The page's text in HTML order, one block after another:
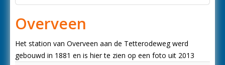
Overveen
Het station van Overveen aan de Tetterodeweg werd
gebouwd in 1881 en is hier te zien op een foto uit 2013